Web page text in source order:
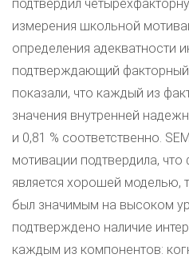
подтвердил
измерения школьной
определения адекватности
подтверждающий факторный
показали, что каждый из
значения внутренней
и 0,81 % соответственно.
мотивации подтвердила, что
является хорошей моделью,
был значимым на высоком
подтверждено наличие
каждым из компонентов: